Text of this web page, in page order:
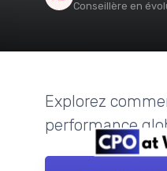
Conseillère en
Explorez
performance